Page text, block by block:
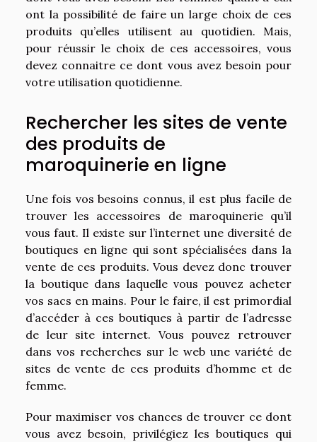
ont la possibilité de faire un large choix de ces
produits qu’elles utilisent au quotidien. Mais,
pour réussir le choix de ces accessoires, vous
devez connaitre ce dont vous avez besoin pour
votre utilisation quotidienne.
Rechercher les sites de vente
des produits de
maroquinerie en ligne
Une fois vos besoins connus, il est plus facile de
trouver les accessoires de maroquinerie qu’il
vous faut. Il existe sur l’internet une diversité de
boutiques en ligne qui sont spécialisées dans la
vente de ces produits. Vous devez donc trouver
la boutique dans laquelle vous pouvez acheter
vos sacs en mains. Pour le faire, il est primordial
d’accéder à ces boutiques à partir de l’adresse
de leur site internet. Vous pouvez retrouver
dans vos recherches sur le web une variété de
sites de vente de ces produits d’homme et de
femme.
Pour maximiser vos chances de trouver ce dont
vous avez besoin, privilégiez les boutiques qui